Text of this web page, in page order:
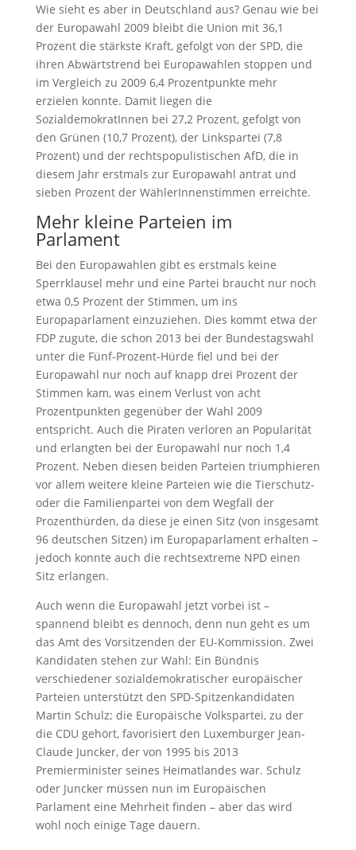
Wie sieht es aber in Deutschland aus? Genau wie bei
der Europawahl 2009 bleibt die Union mit 36,1
Prozent die stärkste Kraft, gefolgt von der SPD, die
ihren Abwärtstrend bei Europawahlen stoppen und
im Vergleich zu 2009 6,4 Prozentpunkte mehr
erzielen konnte. Damit liegen die
SozialdemokratInnen bei 27,2 Prozent, gefolgt von
den Grünen (10,7 Prozent), der Linkspartei (7,8
Prozent) und der rechtspopulistischen AfD, die in
diesem Jahr erstmals zur Europawahl antrat und
sieben Prozent der WählerInnenstimmen erreichte.
Mehr kleine Parteien im
Parlament
Bei den Europawahlen gibt es erstmals keine
Sperrklausel mehr und eine Partei braucht nur noch
etwa 0,5 Prozent der Stimmen, um ins
Europaparlament einzuziehen. Dies kommt etwa der
FDP zugute, die schon 2013 bei der Bundestagswahl
unter die Fünf-Prozent-Hürde fiel und bei der
Europawahl nur noch auf knapp drei Prozent der
Stimmen kam, was einem Verlust von acht
Prozentpunkten gegenüber der Wahl 2009
entspricht. Auch die Piraten verloren an Popularität
und erlangten bei der Europawahl nur noch 1,4
Prozent. Neben diesen beiden Parteien triumphieren
vor allem weitere kleine Parteien wie die Tierschutz-
oder die Familienpartei von dem Wegfall der
Prozenthürden, da diese je einen Sitz (von insgesamt
96 deutschen Sitzen) im Europaparlament erhalten –
jedoch konnte auch die rechtsextreme NPD einen
Sitz erlangen.
Auch wenn die Europawahl jetzt vorbei ist –
spannend bleibt es dennoch, denn nun geht es um
das Amt des Vorsitzenden der EU-Kommission. Zwei
Kandidaten stehen zur Wahl: Ein Bündnis
verschiedener sozialdemokratischer europäischer
Parteien unterstützt den SPD-Spitzenkandidaten
Martin Schulz; die Europäische Volkspartei, zu der
die CDU gehört, favorisiert den Luxemburger Jean-
Claude Juncker, der von 1995 bis 2013
Premierminister seines Heimatlandes war. Schulz
oder Juncker müssen nun im Europäischen
Parlament eine Mehrheit finden – aber das wird
wohl noch einige Tage dauern.